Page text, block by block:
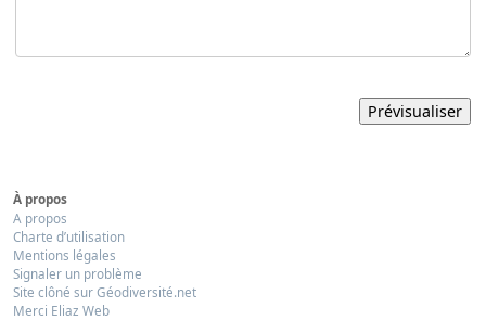
À propos
A propos
Charte d’utilisation
Mentions légales
Signaler un problème
Site clôné sur Géodiversité.net
Merci Eliaz Web